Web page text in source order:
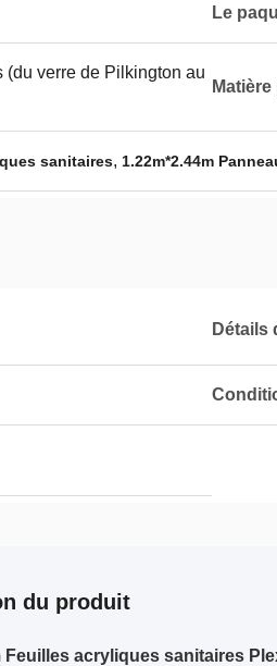
Le
(du verre de Pilkington au
sanitaires, 1.22m*2.44m
Détails
du produit
Feuilles acryliques sanitaires